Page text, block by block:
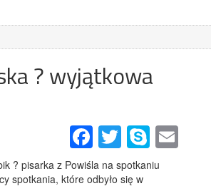
? wyjątkowa
FacebookTwitter Skype
? pisarka z Powiśla na spotkaniu
spotkania, które odbyło się w